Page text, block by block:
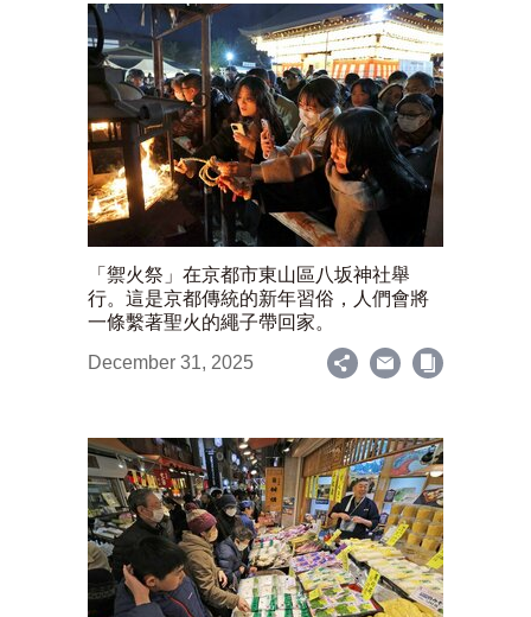
「禦火祭」在京都市東山區八坂神社舉
行。這是京都傳統的新年習俗，人們會將
一條繫著聖火的繩子帶回家。
December 31, 2025